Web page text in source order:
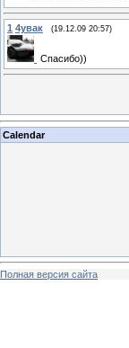
1 4увак (19.12.09 20:57)
Спасибо))
Calendar
Полная версия сайта